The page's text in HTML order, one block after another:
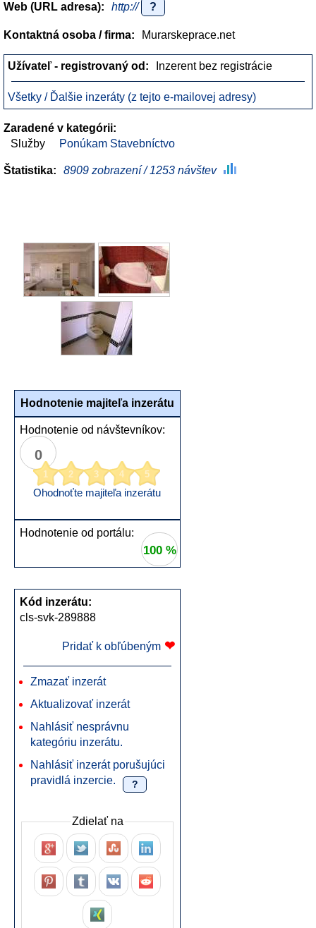
Web (URL adresa): http:// ?
Kontaktná osoba / firma: Murarskeprace.net
Užívateľ - registrovaný od: Inzerent bez registrácie
Všetky / Ďalšie inzeráty (z tejto e-mailovej adresy)
Zaradené v kategórii:
Služby
Ponúkam Stavebníctvo
Štatistika: 8909 zobrazení / 1253 návštev
Hodnotenie majiteľa inzerátu
Hodnotenie od návštevníkov:
0
1 2 3 4 5
Ohodnoťte majiteľa inzerátu
Hodnotenie od portálu:
100 %
Kód inzerátu:
cls-svk-289888
Pridať k obľúbeným ❤
Zmazať inzerát
Aktualizovať inzerát
Nahlásiť nesprávnu
kategóriu inzerátu.
Nahlásiť inzerát porušujúci
pravidlá inzercie.
?
Zdielať na